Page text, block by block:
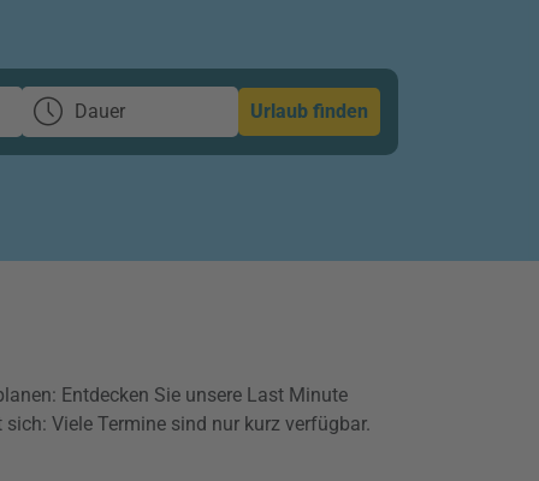
Dauer Urlaub finden
Entdecken Sie unsere Last Minute
Viele Termine sind nur kurz verfügbar.